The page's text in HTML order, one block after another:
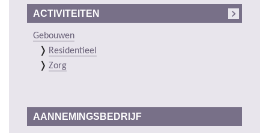
ACTIVITEITEN
Gebouwen
Residentieel
Zorg
AANNEMINGSBEDRIJF